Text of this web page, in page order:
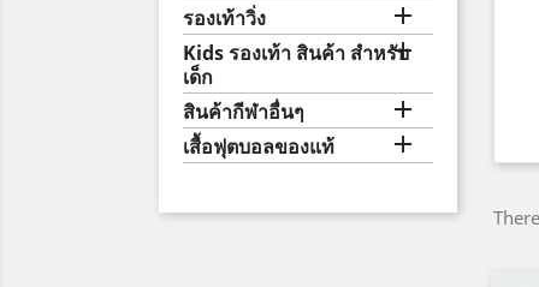
รองเท้าวิ่ง 
Kids รองเท้า สินค้า สำหรับ
เด็ก

สินค้ากีฬาอื่นๆ 
เสื้อฟุตบอลของแท้ 